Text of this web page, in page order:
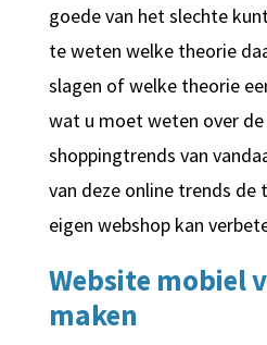
goede van het slechte
te weten welke theorie
slagen of welke theorie
wat u moet weten over
shoppingtrends van
van deze online trends de
eigen webshop kan
Website mobiel
maken